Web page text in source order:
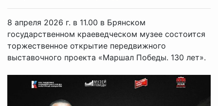
8 апреля 2026 г. в 11.00 в Брянском
государственном краеведческом музее состоится
торжественное открытие передвижного
выставочного проекта «Маршал Победы. 130 лет».